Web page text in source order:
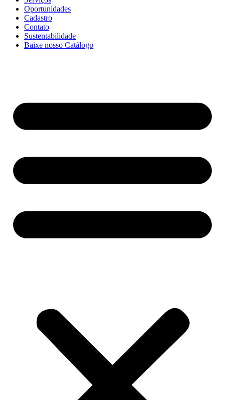
Oportunidades
Cadastro
Contato
Sustentabilidade
Baixe nosso Catálogo